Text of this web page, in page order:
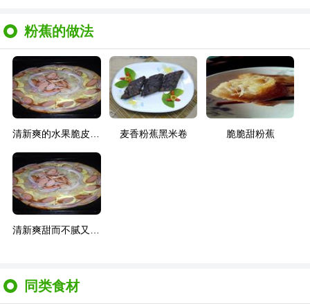
粉蕉的做法
麦香粉蕉黑米卷 脆脆甜粉蕉
同类食材